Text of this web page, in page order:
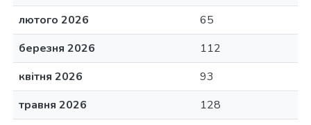
лютого 2026
65
березня 2026
112
квітня 2026
93
травня 2026
128